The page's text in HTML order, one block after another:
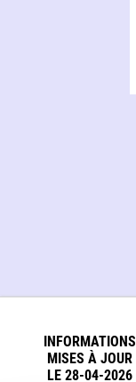
INFORMATIONS
MISES À JOUR
LE 28-04-2026